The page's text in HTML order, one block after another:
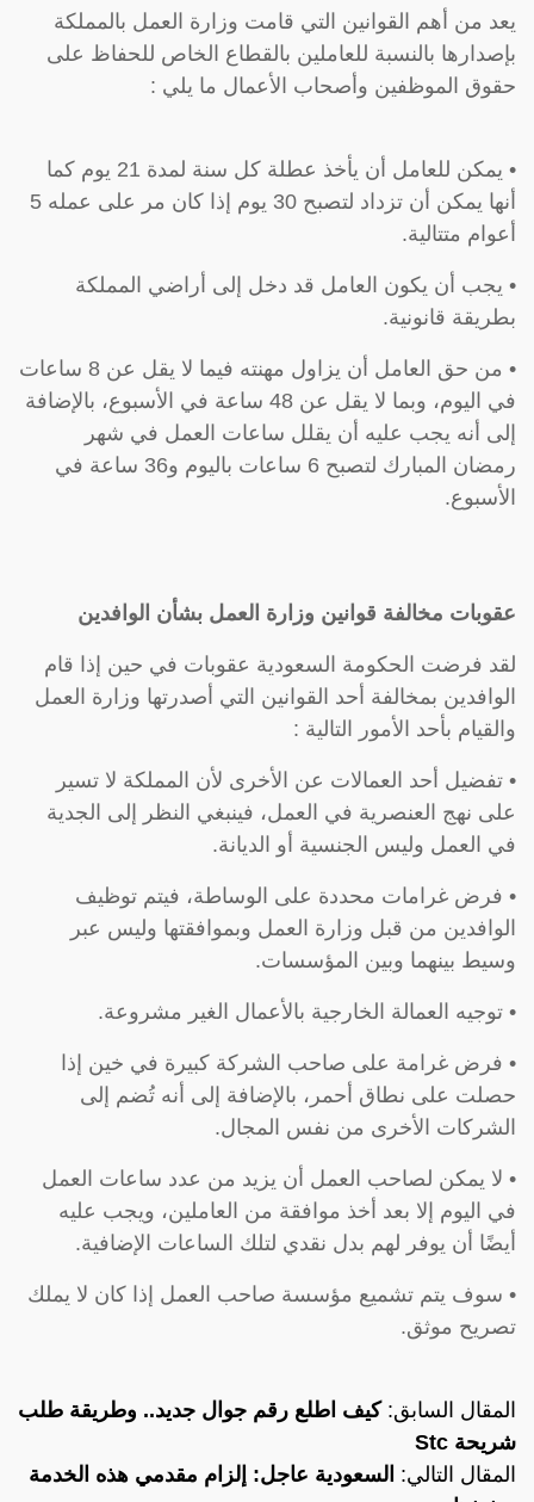
يعد من أهم القوانين التي قامت وزارة العمل بالمملكة
بإصدارها بالنسبة للعاملين بالقطاع الخاص للحفاظ على
حقوق الموظفين وأصحاب الأعمال ما يلي :
• يمكن للعامل أن يأخذ عطلة كل سنة لمدة 21 يوم كما
أنها يمكن أن تزداد لتصبح 30 يوم إذا كان مر على عمله 5
أعوام متتالية.
• يجب أن يكون العامل قد دخل إلى أراضي المملكة
بطريقة قانونية.
• من حق العامل أن يزاول مهنته فيما لا يقل عن 8 ساعات
في اليوم، وبما لا يقل عن 48 ساعة في الأسبوع، بالإضافة
إلى أنه يجب عليه أن يقلل ساعات العمل في شهر
رمضان المبارك لتصبح 6 ساعات باليوم و36 ساعة في
الأسبوع.
عقوبات مخالفة قوانين وزارة العمل بشأن الوافدين
لقد فرضت الحكومة السعودية عقوبات في حين إذا قام
الوافدين بمخالفة أحد القوانين التي أصدرتها وزارة العمل
والقيام بأحد الأمور التالية :
• تفضيل أحد العمالات عن الأخرى لأن المملكة لا تسير
على نهج العنصرية في العمل، فينبغي النظر إلى الجدية
في العمل وليس الجنسية أو الديانة.
• فرض غرامات محددة على الوساطة، فيتم توظيف
الوافدين من قبل وزارة العمل وبموافقتها وليس عبر
وسيط بينهما وبين المؤسسات.
• توجيه العمالة الخارجية بالأعمال الغير مشروعة.
• فرض غرامة على صاحب الشركة كبيرة في خين إذا
حصلت على نطاق أحمر، بالإضافة إلى أنه تُضم إلى
الشركات الأخرى من نفس المجال.
• لا يمكن لصاحب العمل أن يزيد من عدد ساعات العمل
في اليوم إلا بعد أخذ موافقة من العاملين، ويجب عليه
أيضًا أن يوفر لهم بدل نقدي لتلك الساعات الإضافية.
• سوف يتم تشميع مؤسسة صاحب العمل إذا كان لا يملك
تصريح موثق.
المقال السابق:كيف اطلع رقم جوال جديد.. وطريقة طلب
شريحة Stc
المقال التالي: السعودية عاجل: إلزام مقدمي هذه الخدمة